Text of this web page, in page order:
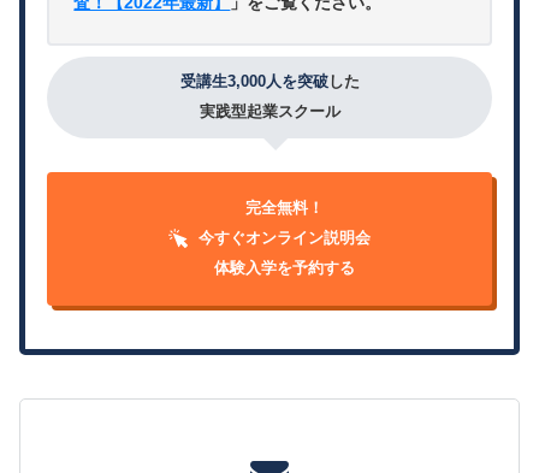
受講生3,000人を突破した
実践型起業スクール
完全無料！
今すぐオンライン説明会
体験入学を予約する